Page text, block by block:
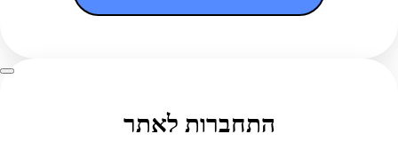
התחברות לאתר